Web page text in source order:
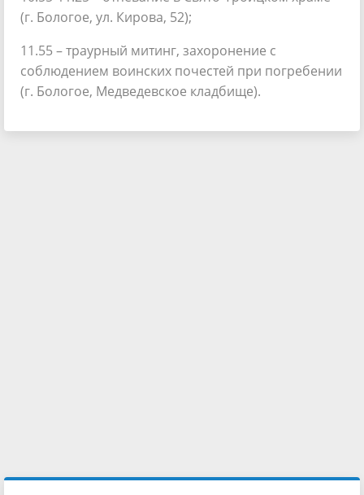
(г. Бологое, ул. Кирова, 52);
11.55 – траурный митинг, захоронение с
соблюдением воинских почестей при погребении
(г. Бологое, Медведевское кладбище).